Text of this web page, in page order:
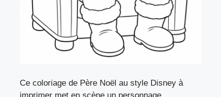
Ce coloriage de Père Noël au style Disney à
imprimer met en scène un personnage